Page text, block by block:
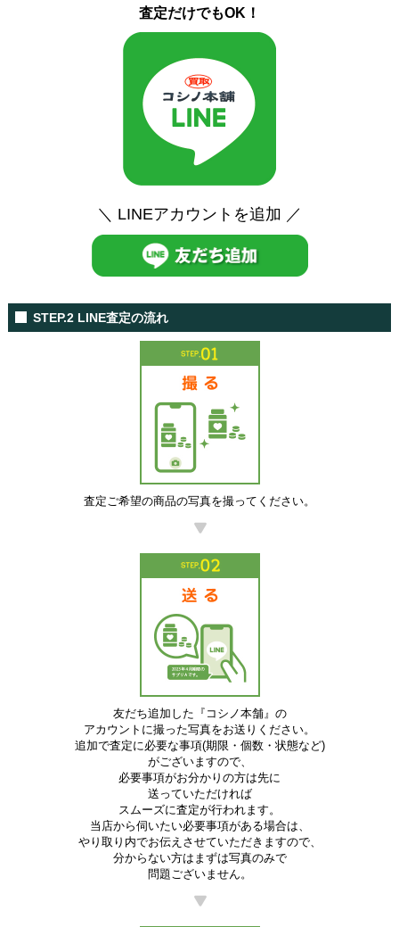
査定だけでもOK！
＼ LINEアカウントを追加 ／
STEP.2 LINE査定の流れ
査定ご希望の商品の写真を撮ってください。
友だち追加した『コシノ本舗』の
アカウントに撮った写真をお送りください。
追加で査定に必要な事項(期限・個数・状態など)
がございますので、
必要事項がお分かりの方は先に
送っていただければ
スムーズに査定が行われます。
当店から伺いたい必要事項がある場合は、
やり取り内でお伝えさせていただきますので、
分からない方はまずは写真のみで
問題ございません。